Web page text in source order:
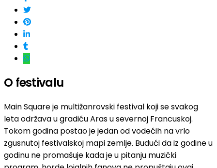
O festivalu
Main Square je multižanrovski festival koji se svakog
leta održava u gradiću Aras u severnoj Francuskoj.
Tokom godina postao je jedan od vodećih na vrlo
zgusnutoj festivalskoj mapi zemlje. Budući da iz godine u
godinu ne promašuje kada je u pitanju muzički